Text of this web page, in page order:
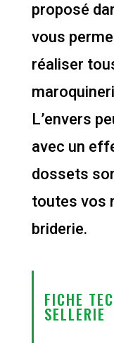
proposé
vous
réaliser
L’envers
avec un
dossets
toutes vos
briderie.
FICHE
SELLERIE